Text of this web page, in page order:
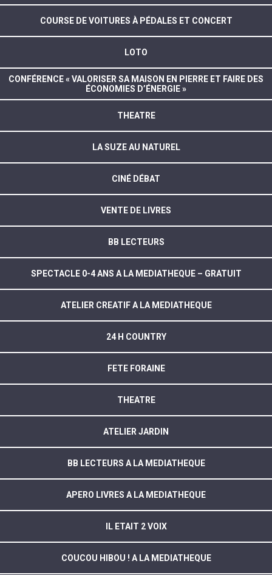
COURSE DE VOITURES À PÉDALES ET CONCERT
LOTO
CONFÉRENCE « VALORISER SA MAISON EN PIERRE ET FAIRE DES
ÉCONOMIES D’ÉNERGIE »
THEATRE
LA SUZE AU NATUREL
CINÉ DÉBAT
VENTE DE LIVRES
BB LECTEURS
SPECTACLE 0-4 ANS A LA MEDIATHEQUE – GRATUIT
ATELIER CREATIF A LA MEDIATHEQUE
24 H COUNTRY
FETE FORAINE
THEATRE
ATELIER JARDIN
BB LECTEURS A LA MEDIATHEQUE
APERO LIVRES A LA MEDIATHEQUE
IL ETAIT 2 VOIX
COUCOU HIBOU ! A LA MEDIATHEQUE